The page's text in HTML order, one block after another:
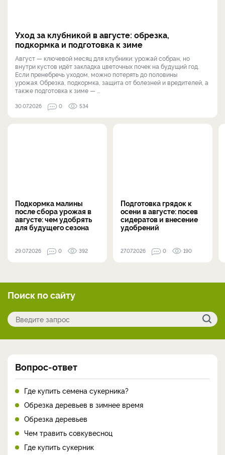
Уход за клубникой в августе: обрезка,
подкормка и подготовка к зиме
Август — ключевой месяц для клубники: урожай собран, но
внутри кустов идёт закладка цветочных почек на будущий год.
Если пренебречь уходом, можно потерять до половины
урожая. Обрезка, подкормка, защита от болезней и вредителей, а
также подготовка к зиме — ...
30.07.2026 0 534
Подкормка малины
после сбора урожая в
августе: чем удобрять
для будущего сезона
29.07.2026 0 392
Подготовка грядок к
осени в августе: посев
сидератов и внесение
удобрений
27.07.2026 0 190
Поиск по сайту
Вопрос-ответ
Где купить семена сукерника?
Обрезка деревьев в зимнее время
Обрезка деревьев
Чем травить совкувесноц
Где купить сукерник